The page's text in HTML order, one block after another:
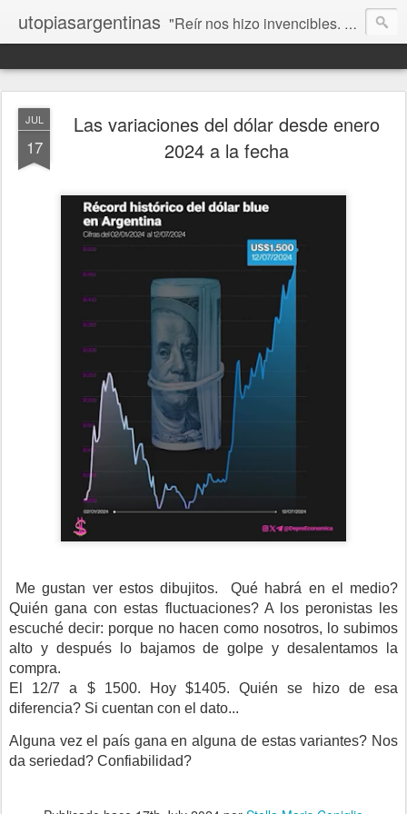
utopiasargentinas "Reír nos hizo invencibles. No como los que siempre ganan, sino como aquellos que no se rinden”. Frida Kahlo
JUL
17
Las variaciones del dólar desde enero
2024 a la fecha
Me gustan ver estos dibujitos. Qué habrá en el medio?
Quién gana con estas fluctuaciones? A los peronistas les
escuché decir: porque no hacen como nosotros, lo subimos
alto y después lo bajamos de golpe y desalentamos la
compra.
El 12/7 a $ 1500. Hoy $1405. Quién se hizo de esa
diferencia? Si cuentan con el dato...
Alguna vez el país gana en alguna de estas variantes? Nos
da seriedad? Confiabilidad?